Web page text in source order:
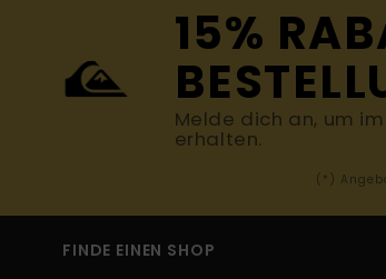
15%
Melde dich an, um
erhalten.
(*)
FINDE EINEN SHOP